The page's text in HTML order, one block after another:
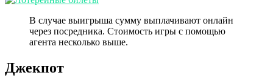
В случае выигрыша сумму выплачивают онлайн
через посредника. Стоимость игры с помощью
агента несколько выше.
Джекпот